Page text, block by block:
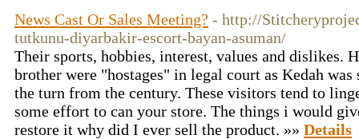
News Cast Or Sales Meeting? - http://
tutkunu-diyarbakir-escort-bayan-asuman/
Their sports, hobbies, interest, values and dislikes.
brother were "hostages" in legal court as Kedah
the turn from the century. These visitors tend to
some effort to can your store. The things i would
restore it why did I ever sell the product. »» Details